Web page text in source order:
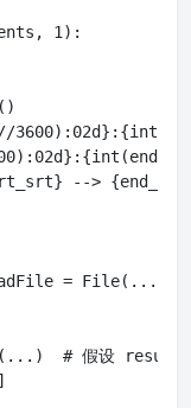
1):
-->
= File(...)):
# 假设 result